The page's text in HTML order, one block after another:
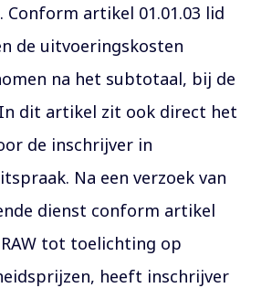
artikel 01.01.03 lid
de uitvoeringskosten
na het subtotaal, bij de
dit artikel zit ook direct het
de inschrijver in
Na een verzoek van
dienst conform artikel
RAW tot toelichting op
heeft inschrijver